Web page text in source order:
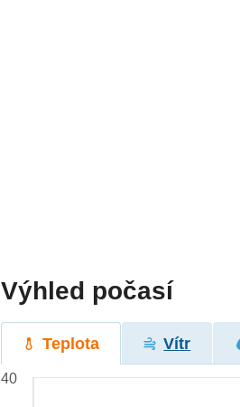
Výhled počasí
Teplota Vítr
40